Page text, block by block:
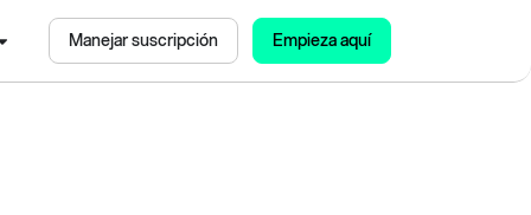
Manejar suscripción Empieza aquí